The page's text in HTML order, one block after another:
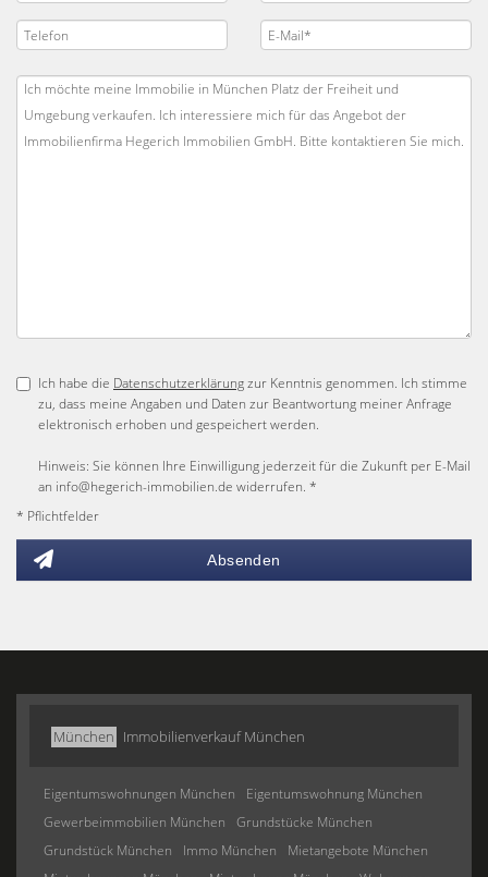
Ich habe die Datenschutzerklärungzur Kenntnis genommen. Ich stimme
zu, dass meine Angaben und Daten zur Beantwortung meiner Anfrage
elektronisch erhoben und gespeichert werden.
Hinweis: Sie können Ihre Einwilligung jederzeit für die Zukunft per E-Mail
an info@hegerich-immobilien.de widerrufen. *
* Pflichtfelder
Absenden
München Immobilienverkauf München
Eigentumswohnungen München
Eigentumswohnung München
Gewerbeimmobilien München
Grundstücke München
Grundstück München
Immo München
Mietangebote München